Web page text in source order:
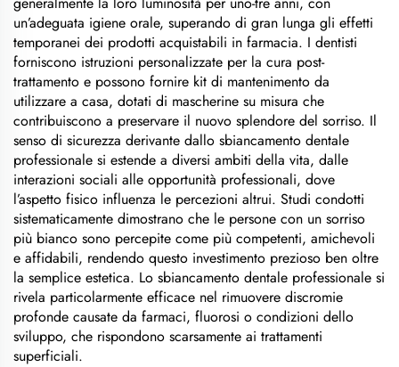
un’adeguata igiene orale, superando di gran lunga gli effetti
temporanei dei prodotti acquistabili in farmacia. I dentisti
forniscono istruzioni personalizzate per la cura post-
trattamento e possono fornire kit di mantenimento da
utilizzare a casa, dotati di mascherine su misura che
contribuiscono a preservare il nuovo splendore del sorriso. Il
senso di sicurezza derivante dallo sbiancamento dentale
professionale si estende a diversi ambiti della vita, dalle
interazioni sociali alle opportunità professionali, dove
l’aspetto fisico influenza le percezioni altrui. Studi condotti
sistematicamente dimostrano che le persone con un sorriso
più bianco sono percepite come più competenti, amichevoli
e affidabili, rendendo questo investimento prezioso ben oltre
la semplice estetica. Lo sbiancamento dentale professionale si
rivela particolarmente efficace nel rimuovere discromie
profonde causate da farmaci, fluorosi o condizioni dello
sviluppo, che rispondono scarsamente ai trattamenti
superficiali.